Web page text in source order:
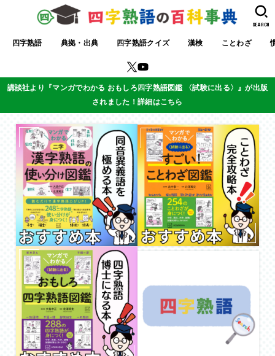
四字熟語 典拠・出典 四字熟語クイズ 漢検 ことわざ
SEARCH
講談社より『マンガでわかる おもしろ四字熟語図鑑 〈試験に出る〉』が出版
されました！詳細はこちら